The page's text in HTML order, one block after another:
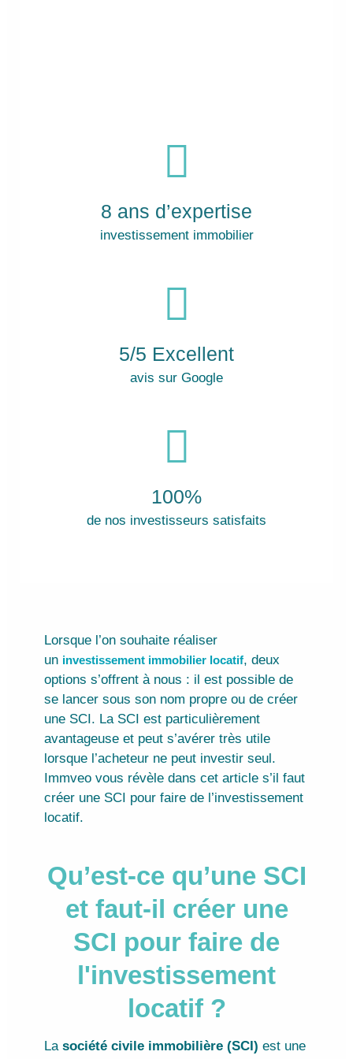
8 ans d’expertise
investissement immobilier
5/5 Excellent
avis sur Google
100%
de nos investisseurs satisfaits
Lorsque l’on souhaite réaliser
un investissement immobilier locatif, deux
options s’offrent à nous : il est possible de
se lancer sous son nom propre ou de créer
une SCI. La SCI est particulièrement
avantageuse et peut s’avérer très utile
lorsque l’acheteur ne peut investir seul.
Immveo vous révèle dans cet article s’il faut
créer une SCI pour faire de l’investissement
locatif.
Qu’est-ce qu’une SCI
et faut-il créer une
SCI pour faire de
l'investissement
locatif ?
Lasociété civile immobilière (SCI) est une